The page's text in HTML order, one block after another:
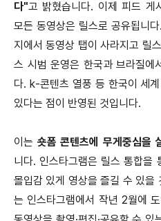
다"고 밝혔습니다. 이제 피드 게
모든 동영상은 릴스로 공유됩니
지에서 동영상 탭이 사라지고 릴
스 시범 운영은 한국과 브라질에
다. k-콘텐츠 열풍 등 한국이 세
있다는 점이 반영된 것입니다.
이는 숏폼 콘텐츠에 무게중심을
니다. 인스타그램은 릴스 통합을
몰입감 있게 영상을 즐길 수 있을
는 인스타그램에서 작년 2월에